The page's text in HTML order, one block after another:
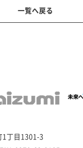
一覧へ戻る
1丁目1301-3